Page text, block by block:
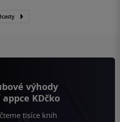
výhody
KDčko
tisíce knih